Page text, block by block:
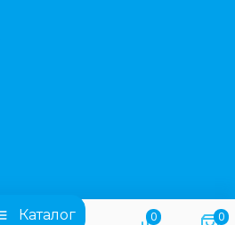
Каталог 0 0